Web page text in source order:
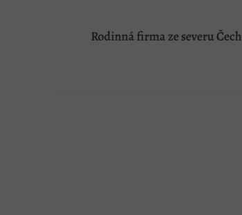
Rodinná firma ze severu Čech